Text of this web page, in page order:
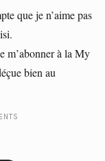
que je n’aime pas
m’abonner à la My
bien au